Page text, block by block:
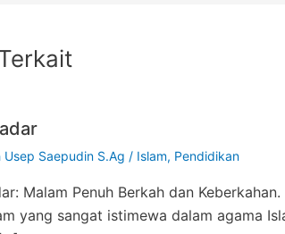
Usep Saepudin S.Ag / Islam, Pendidikan
Malam Penuh Berkah dan
yang sangat istimewa dalam agama